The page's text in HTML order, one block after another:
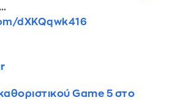
dXKQqwk416
Game 5 στο